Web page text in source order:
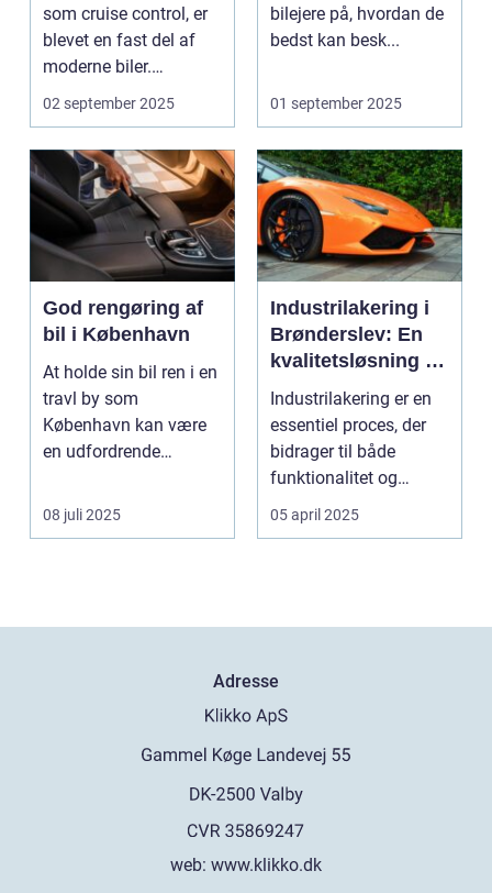
som cruise control, er
blevet en fast del af
moderne biler.
Systemet g...
02 september 2025
bilejere på, hvordan de
bedst kan besk...
01 september 2025
God rengøring af
bil i København
At holde sin bil ren i en
travl by som
København kan være
en udfordrende
08 juli 2025
Industrilakering i
Brønderslev: En
kvalitetsløsning til
dit næste projekt
Industrilakering er en
essentiel proces, der
bidrager til både
funktionalitet og
æstetik...
05 april 2025
Adresse
web: www.klikko.dk